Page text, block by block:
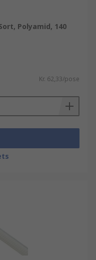
Polyamid, 140
Kr. 62,33/pose